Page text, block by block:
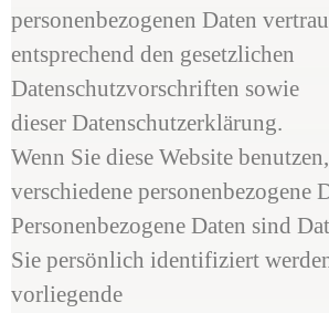
personenbezogenen Daten
entsprechend den gesetzlichen
Datenschutzvorschriften sowie
dieser Datenschutzerklärung.
Wenn Sie diese Website
verschiedene personenbezogene
Personenbezogene Daten sind
Sie persönlich identifiziert
vorliegende